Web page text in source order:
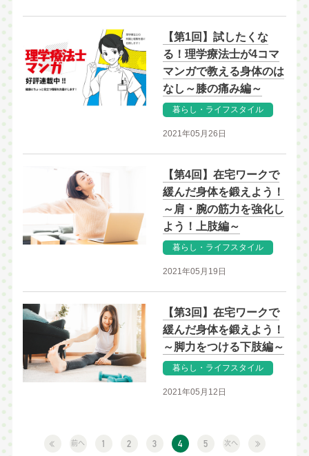
【第1回】試したくな
る！理学療法士が4コマ
マンガで教える身体のは
なし～膝の痛み編～
暮らし・ライフスタイル
2021年05月26日
【第4回】在宅ワークで
緩んだ身体を鍛えよう！
～肩・腕の筋力を強化し
よう！上肢編～
暮らし・ライフスタイル
2021年05月19日
【第3回】在宅ワークで
緩んだ身体を鍛えよう！
～脚力をつける下肢編～
暮らし・ライフスタイル
2021年05月12日
前へ 1 2 3 4 5 次へ